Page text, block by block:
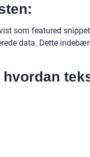
som featured
data. Dette